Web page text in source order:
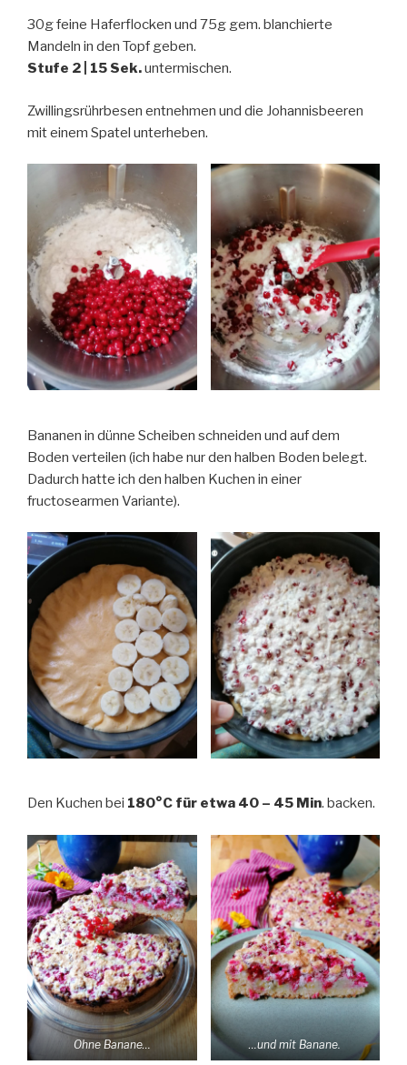
30g feine Haferflocken und 75g gem. blanchierte
Mandeln in den Topf geben.
Stufe 2 | 15 Sek.untermischen.
Zwillingsrührbesen entnehmen und die Johannisbeeren
mit einem Spatel unterheben.
Bananen in dünne Scheiben schneiden und auf dem
Boden verteilen (ich habe nur den halben Boden belegt.
Dadurch hatte ich den halben Kuchen in einer
fructosearmen Variante).
Den Kuchen bei 180°C für etwa 40 – 45 Min. backen.
Ohne Banane… …und mit Banane.